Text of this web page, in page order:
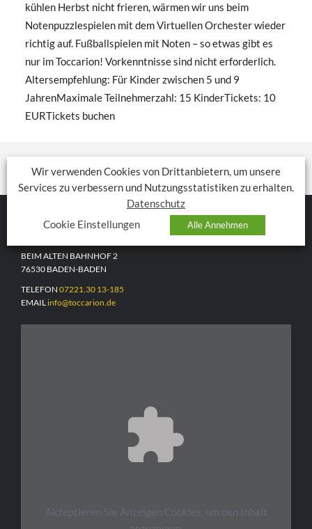
kühlen Herbst nicht frieren, wärmen wir uns beim
Notenpuzzlespielen mit dem Virtuellen Orchester wieder
richtig auf. Fußballspielen mit Noten – so etwas gibt es
nur im Toccarion! Vorkenntnisse sind nicht erforderlich.
Altersempfehlung: Für Kinder zwischen 5 und 9
JahrenMaximale Teilnehmerzahl: 15 KinderTickets: 10
EURTickets buchen
TOCCARION
BEIM ALTEN BAHNHOF 2
76530 BADEN-BADEN
TELEFON 07221.30 13-185
EMAIL info@toccarion.de
Akzeptieren Sie Anzeigen Cookies, um den Inhalt
Wir verwenden Cookies von Drittanbietern, um unsere
Services zu verbessern und Nutzungsstatistiken zu erhalten.
Datenschutz
Cookie Einstellungen
Alle Annehmen